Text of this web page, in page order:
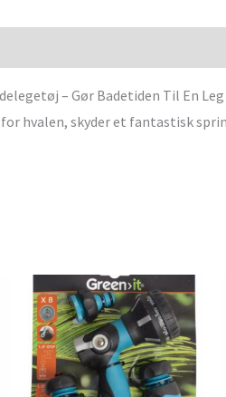
– Gør Badetiden Til En
hvalen, skyder et fantastisk